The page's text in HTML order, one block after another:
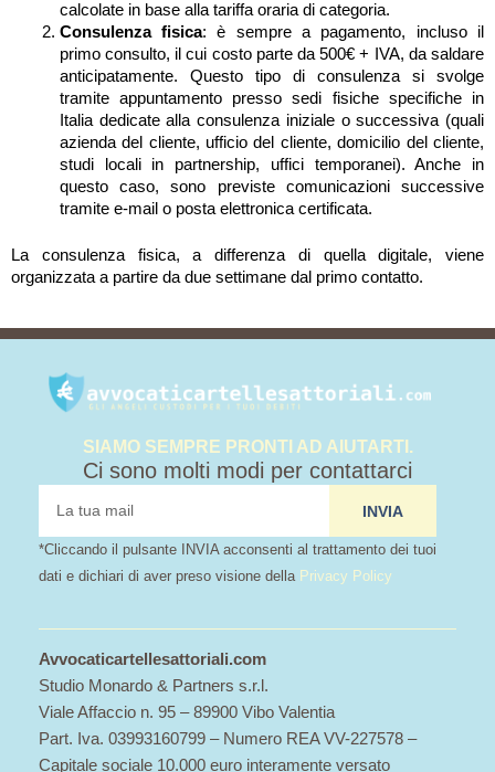
calcolate in base alla tariffa oraria di categoria.
Consulenza fisica: è sempre a pagamento, incluso il
primo consulto, il cui costo parte da 500€ + IVA, da saldare
anticipatamente. Questo tipo di consulenza si svolge
tramite appuntamento presso sedi fisiche specifiche in
Italia dedicate alla consulenza iniziale o successiva (quali
azienda del cliente, ufficio del cliente, domicilio del cliente,
studi locali in partnership, uffici temporanei). Anche in
questo caso, sono previste comunicazioni successive
tramite e-mail o posta elettronica certificata.
La consulenza fisica, a differenza di quella digitale, viene
organizzata a partire da due settimane dal primo contatto.
SIAMO SEMPRE PRONTI AD AIUTARTI.
Ci sono molti modi per contattarci
INVIA
*Cliccando il pulsante INVIA acconsenti al trattamento dei tuoi
dati e dichiari di aver preso visione della Privacy Policy
Avvocaticartellesattoriali.com
Studio Monardo & Partners s.r.l.
Viale Affaccio n. 95 – 89900 Vibo Valentia
Part. Iva. 03993160799 – Numero REA VV-227578 –
Capitale sociale 10.000 euro interamente versato